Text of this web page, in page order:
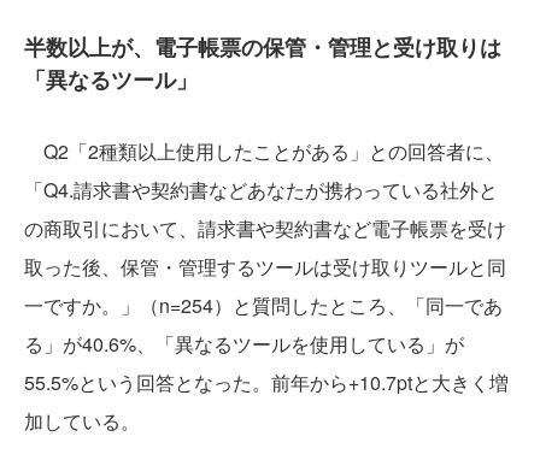
半数以上が、電子帳票の保管・管理と受け取りは
「異なるツール」
Q2「2種類以上使用したことがある」との回答者に、
「Q4.請求書や契約書などあなたが携わっている社外と
の商取引において、請求書や契約書など電子帳票を受け
取った後、保管・管理するツールは受け取りツールと同
一ですか。」（n=254）と質問したところ、「同一であ
る」が40.6%、「異なるツールを使用している」が
55.5%という回答となった。前年から+10.7ptと大きく増
加している。